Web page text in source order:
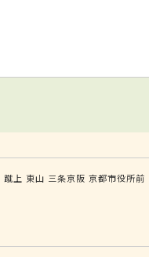
蹴上 東山 三条京阪 京都市役所前